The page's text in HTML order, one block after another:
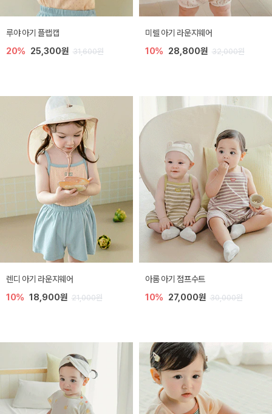
루야 아기 플랩캡
20% 25,300원 31,600원
미렐 아기 라운지웨어
10% 28,800원 32,000원
렌디 아기 라운지웨어
10% 18,900원 21,000원
아롬 아기 점프수트
10% 27,000원 30,000원